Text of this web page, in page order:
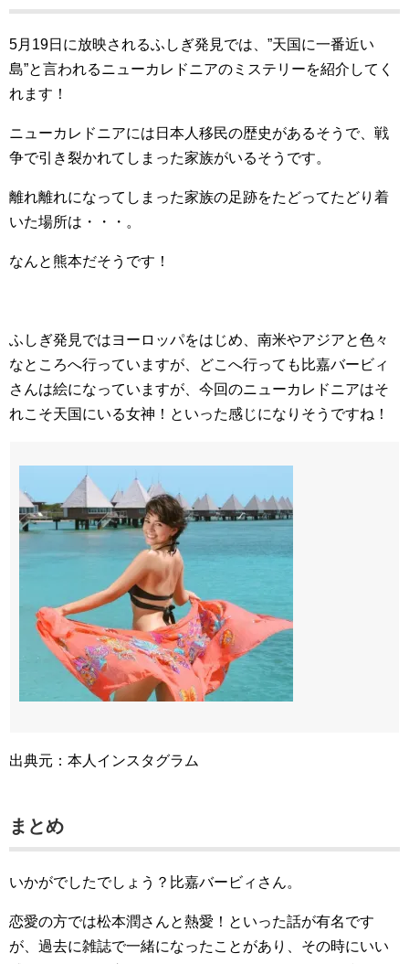
5月19日に放映されるふしぎ発見では、”天国に一番近い
島”と言われるニューカレドニアのミステリーを紹介してく
れます！
ニューカレドニアには日本人移民の歴史があるそうで、戦
争で引き裂かれてしまった家族がいるそうです。
離れ離れになってしまった家族の足跡をたどってたどり着
いた場所は・・・。
なんと熊本だそうです！
ふしぎ発見ではヨーロッパをはじめ、南米やアジアと色々
なところへ行っていますが、どこへ行っても比嘉バービィ
さんは絵になっていますが、今回のニューカレドニアはそ
れこそ天国にいる女神！といった感じになりそうですね！
出典元：本人インスタグラム
まとめ
いかがでしたでしょう？比嘉バービィさん。
恋愛の方では松本潤さんと熱愛！といった話が有名です
が、過去に雑誌で一緒になったことがあり、その時にいい